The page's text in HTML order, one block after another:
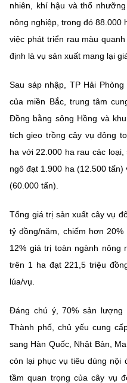
BỘ KHOA HỌC
MINISTRY OF
Điều khoản sử dụng Theo dõi
Cơ quan chủ quản: Bộ Khoa
Chịu trách nhiệm nội dung:
Liên hệ
Địa chỉ: Ban Biên tập Cổng
Điện thoại: 024 3936 9506
©2026 Bản quyền thuộc Bộ
(Ghi rõ nguồn "https://
nhiên, khí hậu và thổ
nông nghiệp, trong đó 88.000
việc phát triển rau màu
định là vụ sản xuất mang lại
Sau sáp nhập, TP Hải
của miền Bắc, trung tâm
Đồng bằng sông Hồng và
tích gieo trồng cây vụ đông
ha với 22.000 ha rau các
ngô đạt 1.900 ha (12.500
(60.000 tấn).
Tổng giá trị sản xuất cây vụ
tỷ đồng/năm, chiếm hơn
12% giá trị toàn ngành nông
trên 1 ha đạt 221,5 triệu
lúa/vụ.
Đáng chú ý, 70% sản
Thành phố, chủ yếu cung
sang Hàn Quốc, Nhật Bản,
còn lại phục vụ tiêu dùng nội
tầm quan trọng của cây vụ